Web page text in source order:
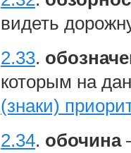
видеть
2.33.
которым на
(знаки)
2.34. обочина